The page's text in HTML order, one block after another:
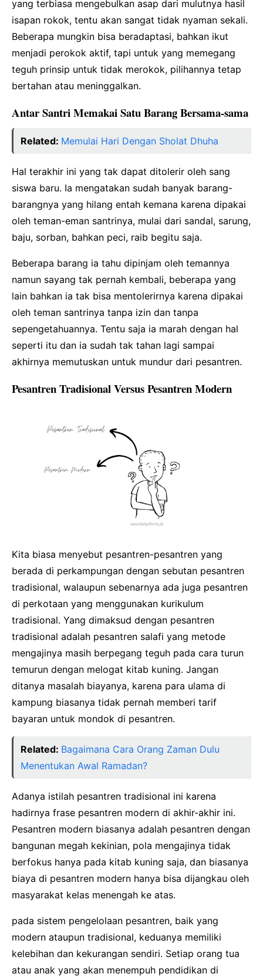
yang terbiasa mengebulkan asap dari mulutnya hasil
isapan rokok, tentu akan sangat tidak nyaman sekali.
Beberapa mungkin bisa beradaptasi, bahkan ikut
menjadi perokok aktif, tapi untuk yang memegang
teguh prinsip untuk tidak merokok, pilihannya tetap
bertahan atau meninggalkan.
Antar Santri Memakai Satu Barang Bersama-sama
Related: Memulai Hari Dengan Sholat Dhuha
Hal terakhir ini yang tak dapat ditolerir oleh sang
siswa baru. Ia mengatakan sudah banyak barang-
barangnya yang hilang entah kemana karena dipakai
oleh teman-eman santrinya, mulai dari sandal, sarung,
baju, sorban, bahkan peci, raib begitu saja.
Beberapa barang ia tahu dipinjam oleh temannya
namun sayang tak pernah kembali, beberapa yang
lain bahkan ia tak bisa mentolerirnya karena dipakai
oleh teman santrinya tanpa izin dan tanpa
sepengetahuannya. Tentu saja ia marah dengan hal
seperti itu dan ia sudah tak tahan lagi sampai
akhirnya memutuskan untuk mundur dari pesantren.
Pesantren Tradisional Versus Pesantren Modern
Kita biasa menyebut pesantren-pesantren yang
berada di perkampungan dengan sebutan pesantren
tradisional, walaupun sebenarnya ada juga pesantren
di perkotaan yang menggunakan kurikulum
tradisional. Yang dimaksud dengan pesantren
tradisional adalah pesantren salafi yang metode
mengajinya masih berpegang teguh pada cara turun
temurun dengan melogat kitab kuning. Jangan
ditanya masalah biayanya, karena para ulama di
kampung biasanya tidak pernah memberi tarif
bayaran untuk mondok di pesantren.
Related: Bagaimana Cara Orang Zaman Dulu
Menentukan Awal Ramadan?
Adanya istilah pesantren tradisional ini karena
hadirnya frase pesantren modern di akhir-akhir ini.
Pesantren modern biasanya adalah pesantren dengan
bangunan megah kekinian, pola mengajinya tidak
berfokus hanya pada kitab kuning saja, dan biasanya
biaya di pesantren modern hanya bisa dijangkau oleh
masyarakat kelas menengah ke atas.
pada sistem pengelolaan pesantren, baik yang
modern ataupun tradisional, keduanya memiliki
kelebihan dan kekurangan sendiri. Setiap orang tua
atau anak yang akan menempuh pendidikan di